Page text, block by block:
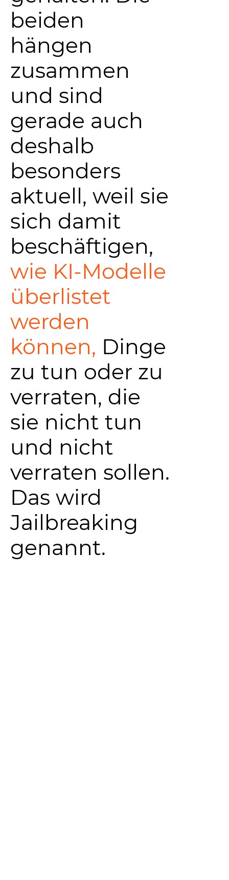
beiden
hängen
zusammen
und sind
gerade auch
deshalb
besonders
aktuell, weil sie
sich damit
beschäftigen,
wie KI-Modelle
überlistet
werden
können, Dinge
zu tun oder zu
verraten, die
sie nicht tun
und nicht
verraten sollen.
Das wird
Jailbreaking
genannt.